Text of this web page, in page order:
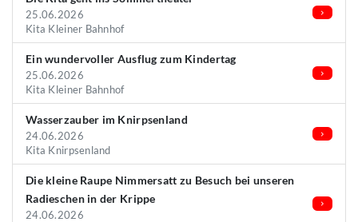
25.06.2026
Kita Kleiner Bahnhof
Ein wundervoller Ausflug zum Kindertag
25.06.2026
Kita Kleiner Bahnhof
Wasserzauber im Knirpsenland
24.06.2026
Kita Knirpsenland
Die kleine Raupe Nimmersatt zu Besuch bei unseren
Radieschen in der Krippe
24.06.2026